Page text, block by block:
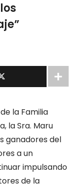
la Familia
la Sra. Maru
ganadores del
a un
impulsando
de la